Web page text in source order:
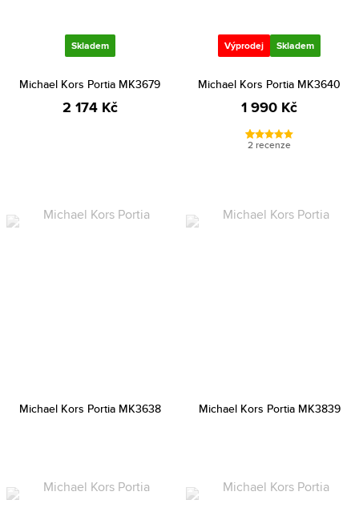
Skladem
Michael Kors Portia MK3679
2 174 Kč
Výprodej Skladem
Michael Kors Portia MK3640
1 990 Kč
2 recenze
Michael Kors Portia MK3638 Michael Kors Portia MK3839